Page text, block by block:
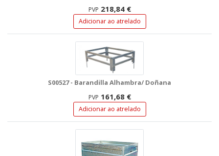
PVP 218,84 €
Adicionar ao atrelado
S00527 - Barandilla Alhambra/ Doñana
PVP 161,68 €
Adicionar ao atrelado